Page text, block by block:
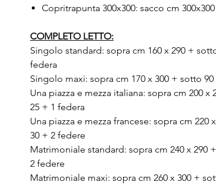
Copritrapunta 300x300: sacco cm
COMPLETO LETTO:
Singolo standard: sopra cm 160 x 290 +
federa
Singolo maxi: sopra cm 170 x 300 + sotto
Una piazza e mezza italiana: sopra cm 200 x
25 + 1 federa
Una piazza e mezza francese: sopra cm 220
30 + 2 federe
Matrimoniale standard: sopra cm 240 x 290
2 federe
Matrimoniale maxi: sopra cm 260 x 300 +